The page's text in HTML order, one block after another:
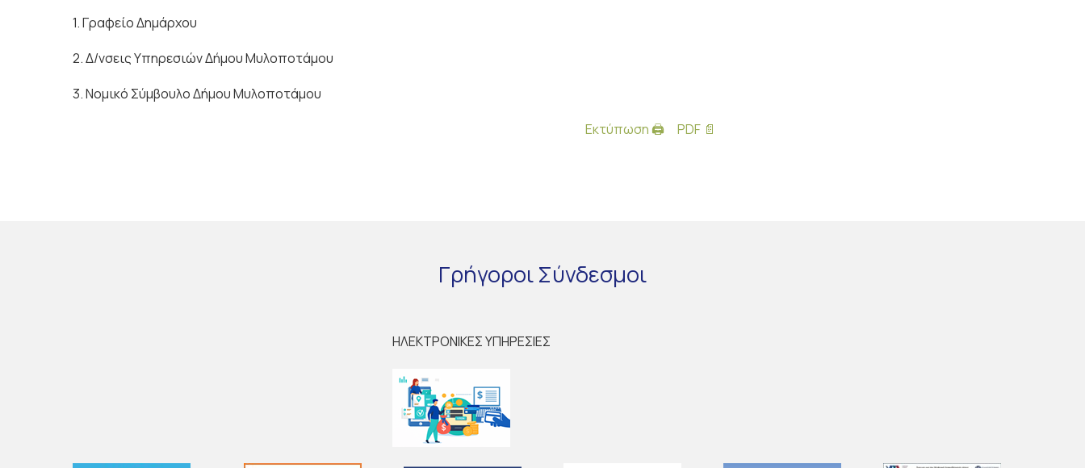
1. Γραφείο Δημάρχου
2. Δ/νσεις Υπηρεσιών Δήμου Μυλοποτάμου
3. Νομικό Σύμβουλο Δήμου Μυλοποτάμου
Εκτύπωση 🖨
PDF 📄
ΓρήγοροιΣύνδεσμοι
ΗΛΕΚΤΡΟΝΙΚΕΣ ΥΠΗΡΕΣΙΕΣ